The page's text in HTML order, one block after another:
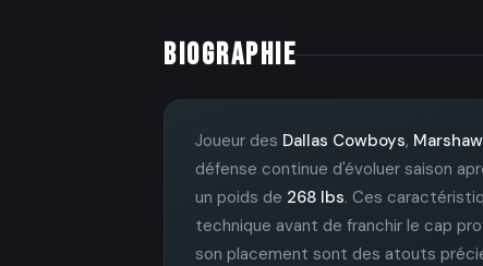
BIOGRAPHIE
Joueur des Dallas Cowboys,
défense continue d'évoluer saison
un poids de 268 lbs. Ces
technique avant de franchir le cap
son placement sont des atouts